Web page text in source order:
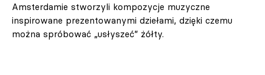
Amsterdamie stworzyli kompozycje muzyczne
inspirowane prezentowanymi dziełami, dzięki czemu
można spróbować „usłyszeć” żółty.